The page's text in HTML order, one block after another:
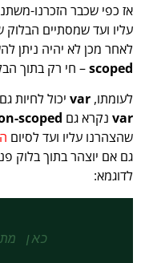
אז כפי שכבר הזכרנו-
עליו ועד שמסתיים הבלוק
לאחר מכן לא יהיה ניתן
scoped– חי רק בתוך
לעומתו, var יכול לחיות
var נקרא גם scoped
שהצהרנו עליו ועד לסיום
גם אם יוצהר בתוך בלוק
לדוגמא:
//כאן